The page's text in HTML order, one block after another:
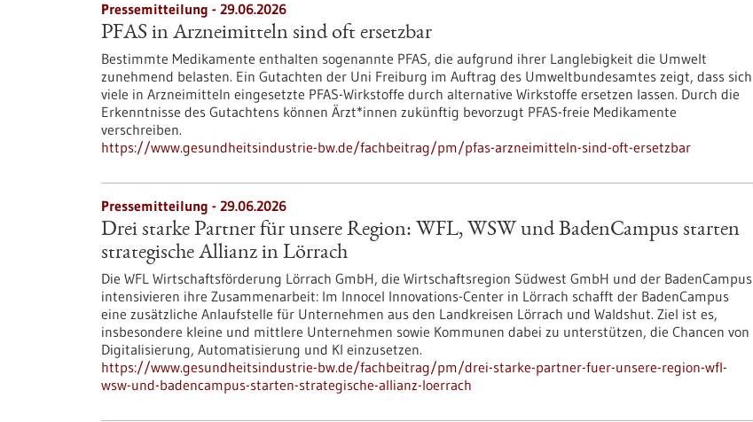
Pressemitteilung - 29.06.2026
PFAS in Arzneimitteln sind oft ersetzbar
Bestimmte Medikamente enthalten sogenannte PFAS, die aufgrund ihrer Langlebigkeit die Umwelt
zunehmend belasten. Ein Gutachten der Uni Freiburg im Auftrag des Umweltbundesamtes zeigt, dass sich
viele in Arzneimitteln eingesetzte PFAS-Wirkstoffe durch alternative Wirkstoffe ersetzen lassen. Durch die
Erkenntnisse des Gutachtens können Ärzt*innen zukünftig bevorzugt PFAS-freie Medikamente
verschreiben.
https://www.gesundheitsindustrie-bw.de/fachbeitrag/pm/pfas-arzneimitteln-sind-oft-ersetzbar
Pressemitteilung - 29.06.2026
Drei starke Partner für unsere Region: WFL, WSW und BadenCampus starten
strategische Allianz in Lörrach
Die WFL Wirtschaftsförderung Lörrach GmbH, die Wirtschaftsregion Südwest GmbH und der BadenCampus
intensivieren ihre Zusammenarbeit: Im Innocel Innovations-Center in Lörrach schafft der BadenCampus
eine zusätzliche Anlaufstelle für Unternehmen aus den Landkreisen Lörrach und Waldshut. Ziel ist es,
insbesondere kleine und mittlere Unternehmen sowie Kommunen dabei zu unterstützen, die Chancen von
Digitalisierung, Automatisierung und KI einzusetzen.
https://www.gesundheitsindustrie-bw.de/fachbeitrag/pm/drei-starke-partner-fuer-unsere-region-wfl-
wsw-und-badencampus-starten-strategische-allianz-loerrach